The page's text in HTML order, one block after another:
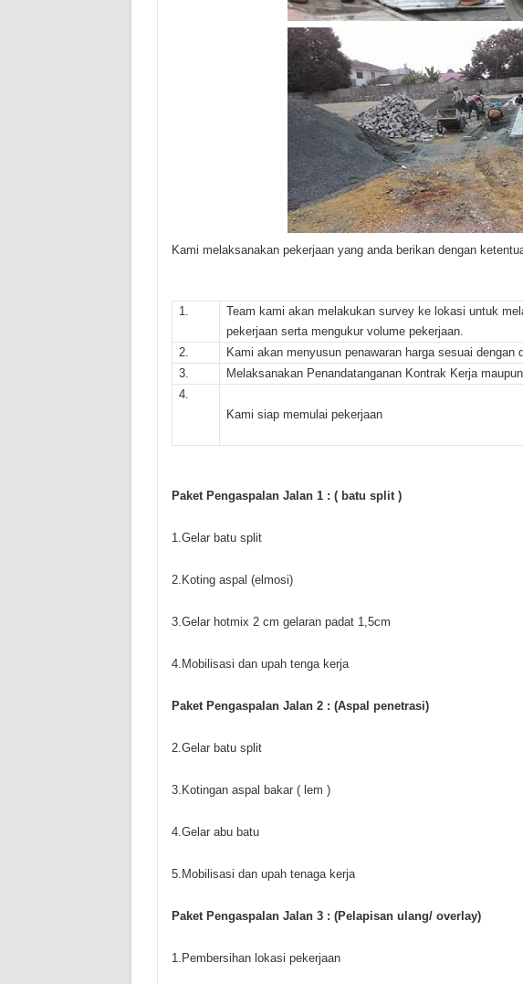
Kami melaksanakan pekerjaan yang anda berikan dengan
1.
Team kami akan melakukan survey ke lokasi untuk
pekerjaan serta mengukur volume pekerjaan.
2.
Kami akan menyusun penawaran harga sesuai
3.
Melaksanakan Penandatanganan Kontrak Kerja
4.
Kami siap memulai pekerjaan
Paket Pengaspalan Jalan 1 : ( batu split )
1.Gelar batu split
2.Koting aspal (elmosi)
3.Gelar hotmix 2 cm gelaran padat 1,5cm
4.Mobilisasi dan upah tenga kerja
Paket Pengaspalan Jalan 2 : (Aspal penetrasi)
2.Gelar batu split
3.Kotingan aspal bakar ( lem )
4.Gelar abu batu
5.Mobilisasi dan upah tenaga kerja
Paket Pengaspalan Jalan 3 : (Pelapisan ulang/ overlay)
1.Pembersihan lokasi pekerjaan